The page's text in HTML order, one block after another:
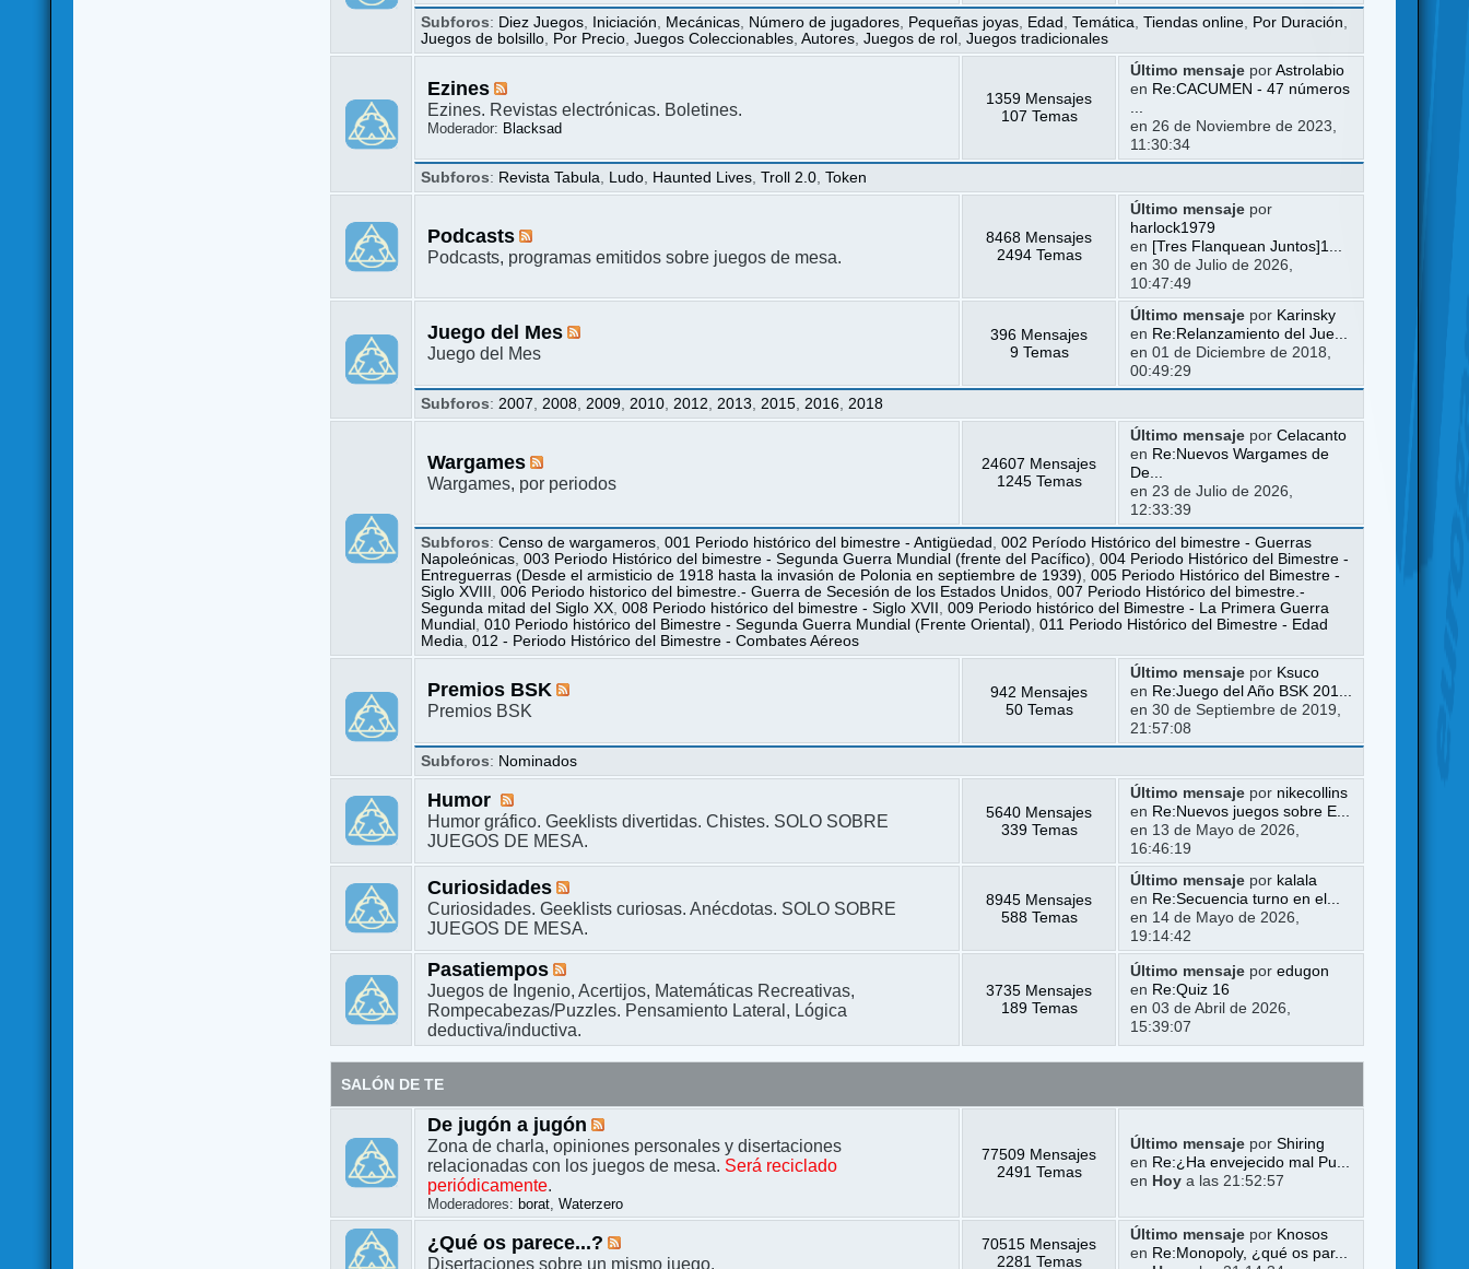
Subforos: Diez Juegos Iniciación Mecánicas Número de jugadores Pequeñas joyas Edad ,Temática ,Tiendas online Por Duración
Juegos de bolsillo
Por Precio ,Juegos Coleccionables ,Autores ,Juegos de rol ,Juegos tradicionales
Ezines
Ezines. Revistas electrónicas. Boletines.
Moderador: Blacksad
1359 Mensajes
107 Temas
Último mensajepor Astrolabio
en Re:CACUMEN - 47 números
en 26 de Noviembre de 2023,
11:30:34
Subforos: Revista Tabula Ludo Haunted Lives ,Troll 2.0 ,Token
Podcasts
Podcasts, programas emitidos sobre juegos de mesa.
8468 Mensajes
2494 Temas
Último mensajepor
harlock1979
en [Tres Flanquean Juntos]1...
en 30 de Julio de 2026,
10:47:49
Juego del Mes
Juego del Mes
396 Mensajes
9 Temas
Último mensajepor Karinsky
en Re:Relanzamiento del Jue...
en 01 de Diciembre de 2018,
00:49:29
Subforos: 2007 2008 2009 2010 2012 2013 2015 2016 2018
Wargames
Wargames, por periodos
24607 Mensajes
1245 Temas
Último mensajepor Celacanto
en Re:Nuevos Wargames de
De...
en 23 de Julio de 2026,
12:33:39
Subforos:Censo de wargameros ,001 Periodo histórico del bimestre - Antigüedad ,002 Período Histórico del bimestre - Guerras
Napoleónicas ,003 Periodo Histórico del bimestre - Segunda Guerra Mundial (frente del Pacífico) ,004 Periodo Histórico del Bimestre -
Entreguerras (Desde el armisticio de 1918 hasta la invasión de Polonia en septiembre de 1939) ,005 Periodo Histórico del Bimestre -
Siglo XVIII
,006 Periodo historico del bimestre.- Guerra de Secesión de los Estados Unidos ,007 Periodo Histórico del bimestre.-
Segunda mitad del Siglo XX ,008 Periodo histórico del bimestre - Siglo XVII ,009 Periodo histórico del Bimestre - La Primera Guerra
Mundial
,010 Periodo histórico del Bimestre - Segunda Guerra Mundial (Frente Oriental) ,011 Periodo Histórico del Bimestre - Edad
Media ,012 - Periodo Histórico del Bimestre - Combates Aéreos
Premios BSK
Premios BSK
942 Mensajes
50 Temas
Último mensajepor Ksuco
en Re:Juego del Año BSK 201...
en 30 de Septiembre de 2019,
21:57:08
Subforos: Nominados
Humor
Humor gráfico. Geeklists divertidas. Chistes. SOLO SOBRE
JUEGOS DE MESA.
5640 Mensajes
339 Temas
Último mensajepor nikecollins
en Re:Nuevos juegos sobre E...
en 13 de Mayo de 2026,
16:46:19
Curiosidades
Curiosidades. Geeklists curiosas. Anécdotas. SOLO SOBRE
JUEGOS DE MESA.
8945 Mensajes
588 Temas
Último mensajepor kalala
en Re:Secuencia turno en el...
en 14 de Mayo de 2026,
19:14:42
Pasatiempos
Juegos de Ingenio, Acertijos, Matemáticas Recreativas,
Rompecabezas/Puzzles. Pensamiento Lateral, Lógica
deductiva/inductiva.
3735 Mensajes
189 Temas
Último mensajepor edugon
en Re:Quiz 16
en 03 de Abril de 2026,
15:39:07
SALÓN DE TE
De jugón a jugón
Zona de charla, opiniones personales y disertaciones
relacionadas con los juegos de mesa. Será reciclado
periódicamente.
Moderadores: borat ,Waterzero
77509 Mensajes
2491 Temas
Último mensajepor Shiring
en Re:¿Ha envejecido mal Pu...
en Hoya las 21:52:57
¿Qué os parece...?
Disertaciones sobre un mismo juego.
70515 Mensajes
2281 Temas
Último mensajepor Knosos
en Re:Monopoly, ¿qué os par...